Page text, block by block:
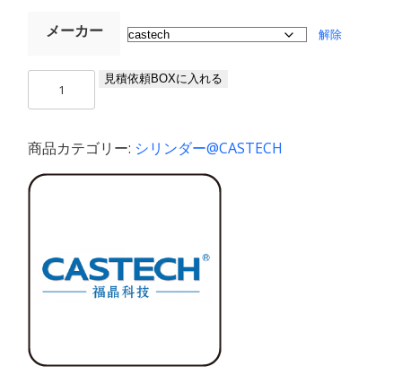
メーカー 解除
リ
ン
ダ
Plano-
Lenses
個
見積依頼BOXに入れる
商品カテゴリー: シリンダー@CASTECH